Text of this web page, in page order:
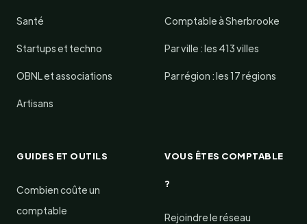
Santé
Startups et techno
OBNL et associations
Artisans
Comptable à Sherbrooke
Par ville : les 413 villes
Par région : les 17 régions
GUIDES ET OUTILS
Combien coûte un
comptable
VOUS ÊTES COMPTABLE
?
Rejoindre le réseau